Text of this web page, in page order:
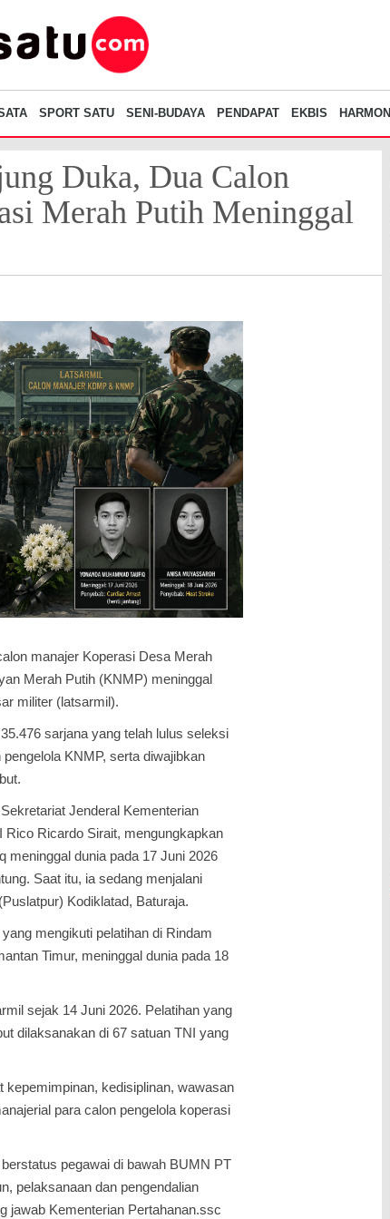
SPORT SATU SENI-BUDAYA PENDAPAT EKBIS HARMONI
Duka, Dua Calon
Merah Putih Meninggal
manajer Koperasi Desa Merah
Merah Putih (KNMP) meninggal
militer (latsarmil).
sarjana yang telah lulus seleksi
KNMP, serta diwajibkan
Jenderal Kementerian
Rico Ricardo Sirait, mengungkapkan
meninggal dunia pada 17 Juni 2026
Saat itu, ia sedang menjalani
Kodiklatad, Baturaja.
mengikuti pelatihan di Rindam
Timur, meninggal dunia pada 18
sejak 14 Juni 2026. Pelatihan yang
dilaksanakan di 67 satuan TNI yang
kepemimpinan, kedisiplinan, wawasan
para calon pengelola koperasi
pegawai di bawah BUMN PT
pelaksanaan dan pengendalian
jawab Kementerian Pertahanan.ssc